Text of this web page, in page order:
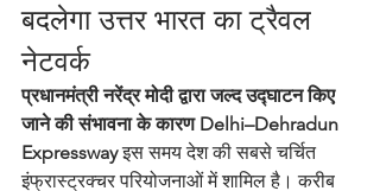
बदलेगा उत्तर भारत का ट्रैवल
नेटवर्क
प्रधानमंत्री नरेंद्र मोदी द्वारा जल्द उद्घाटन किए
जाने की संभावना के कारण Delhi–Dehradun
Expressway इस समय देश की सबसे चर्चित
इंफ्रास्ट्रक्चर परियोजनाओं में शामिल है। करीब